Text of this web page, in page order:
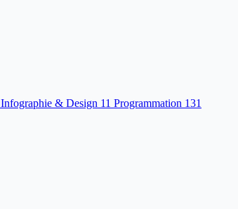
Infographie & Design 11 Programmation 131